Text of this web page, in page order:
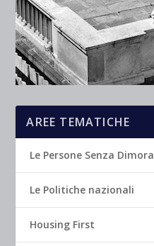
AREE TEMATICHE
Le Persone Senza Dimora
Le Politiche nazionali
Housing First